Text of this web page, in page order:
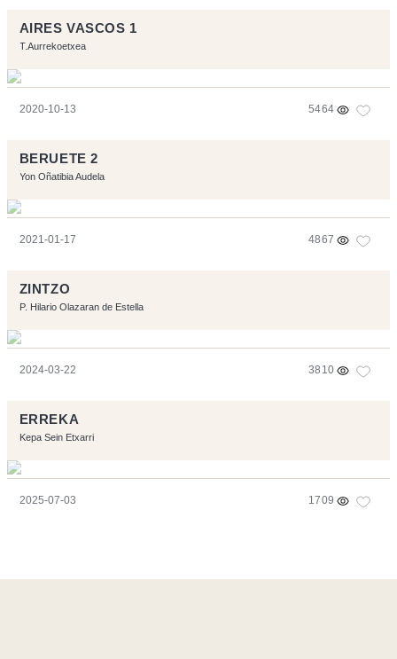
AIRES VASCOS 1
T.Aurrekoetxea
2020-10-13 5464
BERUETE 2
Yon Oñatibia Audela
2021-01-17 4867
ZINTZO
P. Hilario Olazaran de Estella
2024-03-22 3810
ERREKA
Kepa Sein Etxarri
2025-07-03 1709